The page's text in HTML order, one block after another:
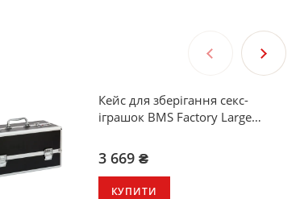
Кейс для зберігання секс-
іграшок BMS Factory Large
3 669 ₴
КУПИТИ